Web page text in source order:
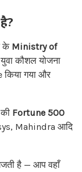
के Ministry of
कौशल योजना
गया और
Fortune 500
Mahindra आदि
है — आप वहाँ